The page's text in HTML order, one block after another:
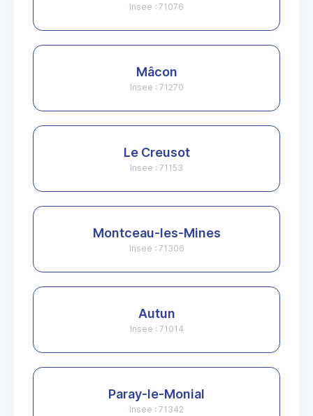
Insee : 71076
Mâcon
Insee : 71270
Le Creusot
Insee : 71153
Montceau-les-Mines
Insee : 71306
Autun
Insee : 71014
Paray-le-Monial
Insee : 71342